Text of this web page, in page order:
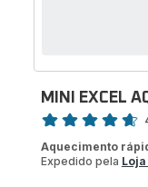
MINI EXCEL
Classificação
Aquecimento
Expedido pela Loja